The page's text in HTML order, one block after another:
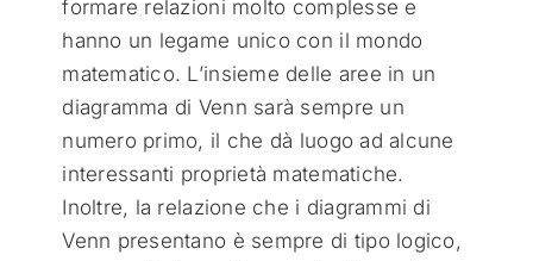
formare relazioni molto complesse e
hanno un legame unico con il mondo
matematico. L’insieme delle aree in un
diagramma di Venn sarà sempre un
numero primo, il che dà luogo ad alcune
interessanti proprietà matematiche.
Inoltre, la relazione che i diagrammi di
Venn presentano è sempre di tipo logico,